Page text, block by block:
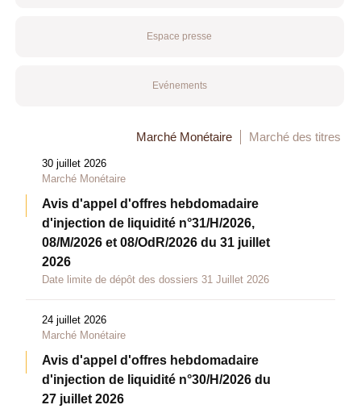
Espace presse
Evénements
Marché Monétaire Marché des titres
30 juillet 2026
Marché Monétaire
Avis d'appel d'offres hebdomadaire
d'injection de liquidité n°31/H/2026,
08/M/2026 et 08/OdR/2026 du 31 juillet
2026
Date limite de dépôt des dossiers 31 Juillet 2026
24 juillet 2026
Marché Monétaire
Avis d'appel d'offres hebdomadaire
d'injection de liquidité n°30/H/2026 du
27 juillet 2026